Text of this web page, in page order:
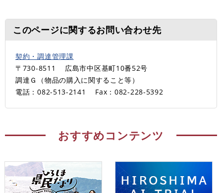
このページに関するお問い合わせ先
契約・調達管理課
〒730-8511
広島市中区基町10番52号
調達Ｇ（物品の購入に関すること等）
電話：082-513-2141
Fax：082-228-5392
おすすめコンテンツ